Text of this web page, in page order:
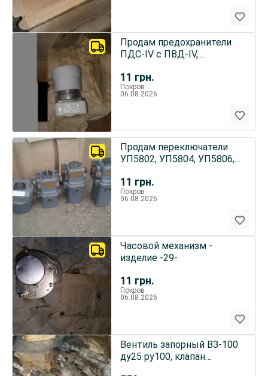
11 грн.
Продам предохранители
ПДС-IV с ПВД-IV,
ПВД-4
Покров
06.08.2026
11 грн.
Продам переключатели
УП5802, УП5804, УП5806,
Покров
06.08.2026
11 грн.
Часовой механизм -
изделие -29-
Покров
06.08.2026
Вентиль запорный ВЗ-100
ду25 ру100, клапан